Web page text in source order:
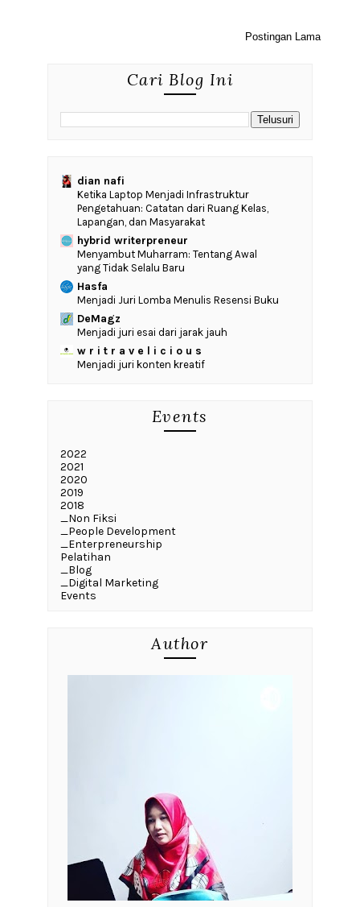
Postingan Lama
Cari Blog Ini
dian nafi
Ketika Laptop Menjadi Infrastruktur
Pengetahuan: Catatan dari Ruang Kelas,
Lapangan, dan Masyarakat
hybrid writerpreneur
Menyambut Muharram: Tentang Awal
yang Tidak Selalu Baru
Hasfa
Menjadi Juri Lomba Menulis Resensi Buku
DeMagz
Menjadi juri esai dari jarak jauh
w r i t r a v e l i c i o u s
Menjadi juri konten kreatif
Events
2022
2021
2020
2019
2018
_Non Fiksi
_People Development
_Enterpreneurship
Pelatihan
_Blog
_Digital Marketing
Events
Author